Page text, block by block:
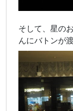
そして、星の
んにバトンが渡